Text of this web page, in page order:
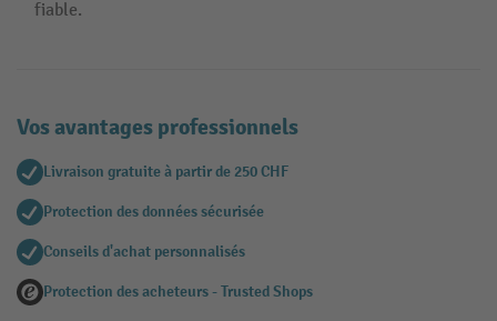
fiable.
Vos avantages professionnels
Livraison gratuite à partir de 250 CHF
Protection des données sécurisée
Conseils d'achat personnalisés
Protection des acheteurs - Trusted Shops